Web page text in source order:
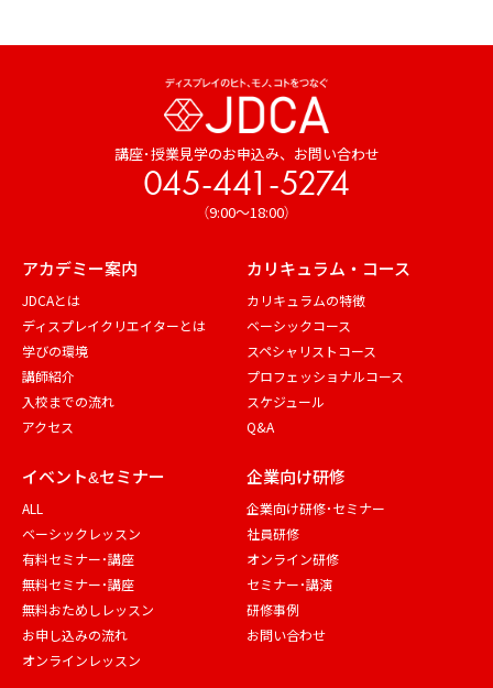
講座･授業見学のお申込み、 お問い合わせ
045-441-5274
（9:00～18:00）
アカデミー案内
JDCAとは
ディスプレイクリエイターとは
学びの環境
講師紹介
入校までの流れ
アクセス
カリキュラム・コース
カリキュラムの特徴
ベーシックコース
スペシャリストコース
プロフェッショナルコース
スケジュール
Q&A
イベント&セミナー
ALL
ベーシックレッスン
有料セミナー・講座
無料セミナー・講座
無料おためしレッスン
お申し込みの流れ
オンラインレッスン
企業向け研修
企業向け研修・セミナー
社員研修
オンライン研修
セミナー・講演
研修事例
お問い合わせ